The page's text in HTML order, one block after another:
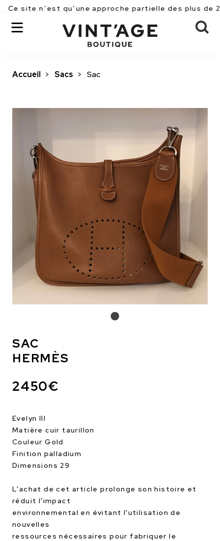
qu’une approche partielle des plus de 2500
Accueil > Sacs > Sac
SAC
HERMÈS
2450€
Evelyn III
Matière cuir taurillon
Couleur Gold
Finition palladium
Dimensions 29
L'achat de cet article prolonge son histoire et
réduit l'impact
environnemental en évitant l'utilisation de
nouvelles
ressources nécessaires pour fabriquer le